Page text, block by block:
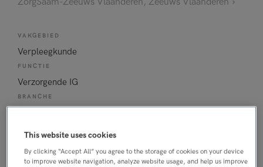
VAKGEBIED
Verpleegkunde
FUNCTIE
Verzorgende IG
BRANCHE
PLAATSINGSDATUM
This website uses cookies
By clicking “Accept All” you agree to the storage of cookies on your device
to improve website navigation, analyze website usage, and help us improve